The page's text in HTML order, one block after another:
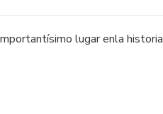
lugar enla historia